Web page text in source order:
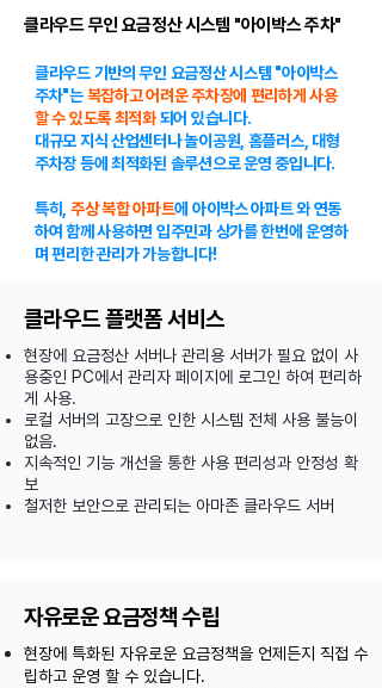
클라우드 무인 요금정산 시스템 "아이박스 주차"
클라우드 기반의 무인 요금정산 시스템 "아이박스
주차"는복잡하고 어려운 주차장에 편리하게 사용
할 수 있도록 최적화되어 있습니다.
​대규모 지식 산업센터나 놀이공원, 홈플러스, 대형
주차장 등에 최적화된 솔루션으로 운영 중입니다.
​특히, 주상 복합 아파트에 아이박스 아파트 와 연동
하여 함께 사용하면 입주민과 상가를 한번에 운영하
며 편리한 관리가 가능합니다!
클라우드 플랫폼 서비스
현장에 요금정산 서버나 관리용 서버가 필요 없이 사
용중인 PC에서 관리자 페이지에 로그인 하여 편리하
게 사용.
로컬 서버의 고장으로 인한 시스템 전체 사용 불능이
없음.
지속적인 기능 개선을 통한 사용 편리성과 안정성 확
보
​철저한 보안으로 관리되는 아마존 클라우드 서버
자유로운 요금정책 수립
현장에 특화된 자유로운 요금정책을 언제든지 직접 수
립하고 운영 할 수 있습니다.